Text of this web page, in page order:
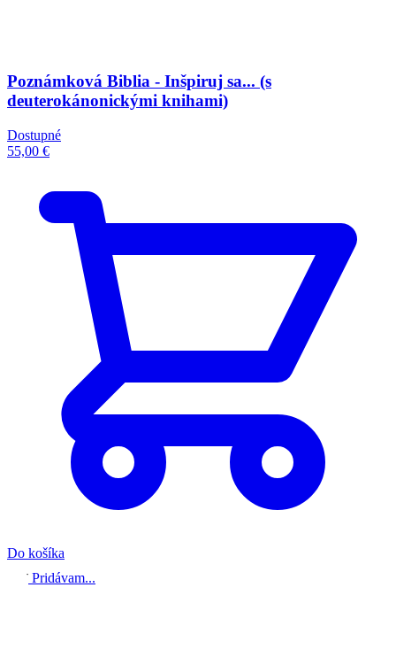
Poznámková Biblia - Inšpiruj sa... (s
deuterokánonickými knihami)
Dostupné
55,00 €
Do košíka
Pridávam...